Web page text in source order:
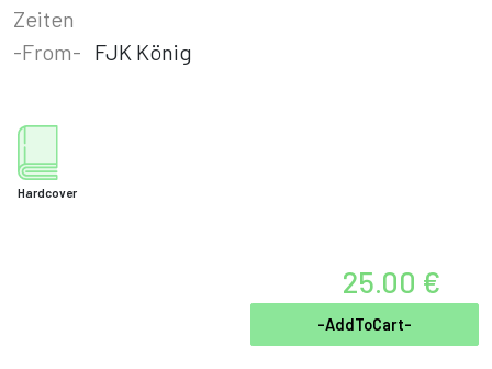
Zeiten
-From- FJK König
Hardcover
25.00 €
-AddToCart-